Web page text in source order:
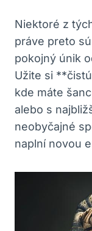
Niektoré ‌z
práve preto
pokojný únik
Užite si​
kde⁣ máte‌
alebo s
neobyčajné
naplní novou